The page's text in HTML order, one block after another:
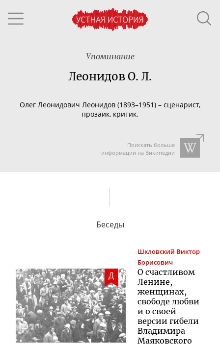
Упоминание
Леонидов О. Л.
Олег Леонидович Леонидов (1893–1951) – сценарист,
прозаик, критик.
Поискать больше
информации на Википедии
Беседы
Д
Шкловский Виктор
Борисович
О счастливом
Ленине,
женщинах,
свободе любви
и о своей
версии гибели
Владимира
Маяковского